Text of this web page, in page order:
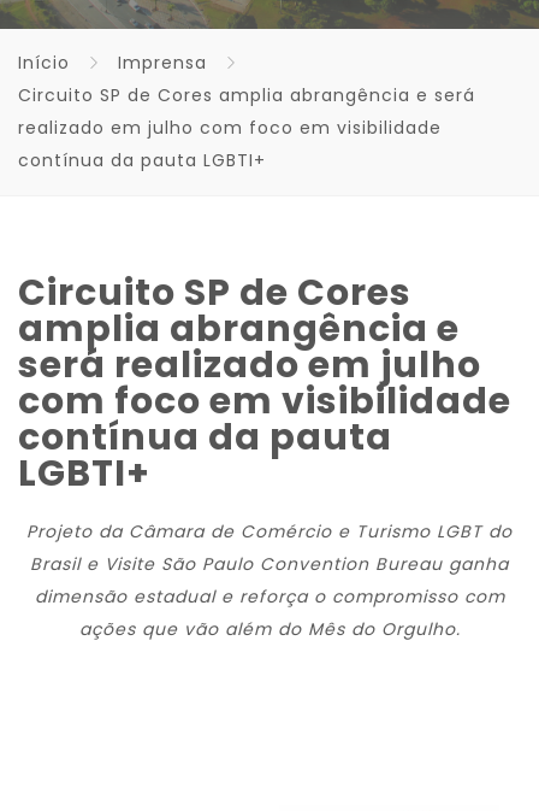
Início
Imprensa
Circuito SP de Cores amplia abrangência e será
realizado em julho com foco em visibilidade
contínua da pauta LGBTI+
Circuito SP de Cores
amplia abrangência e
será realizado em julho
com foco em visibilidade
contínua da pauta
LGBTI+
Projeto da Câmara de Comércio e Turismo LGBT do
Brasil e Visite São Paulo Convention Bureau ganha
dimensão estadual e reforça o compromisso com
ações que vão além do Mês do Orgulho.